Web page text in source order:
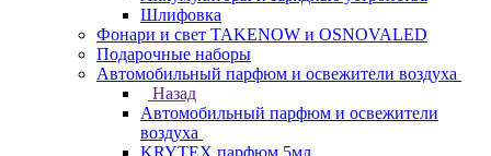
Шлифовка
Фонари и свет TAKENOW и OSNOVALED
Подарочные наборы
Автомобильный парфюм и освежители воздуха
Назад
Автомобильный парфюм и освежители
воздуха
KRYTEX парфюм 5мл.